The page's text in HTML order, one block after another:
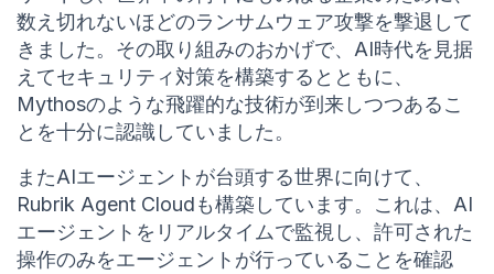
数え切れないほどのランサムウェア攻撃を撃退して
きました。その取り組みのおかげで、AI時代を見据
えてセキュリティ対策を構築するとともに、
Mythosのような飛躍的な技術が到来しつつあるこ
とを十分に認識していました。
またAIエージェントが台頭する世界に向けて、
Rubrik Agent Cloudも構築しています。これは、AI
エージェントをリアルタイムで監視し、許可された
操作のみをエージェントが行っていることを確認